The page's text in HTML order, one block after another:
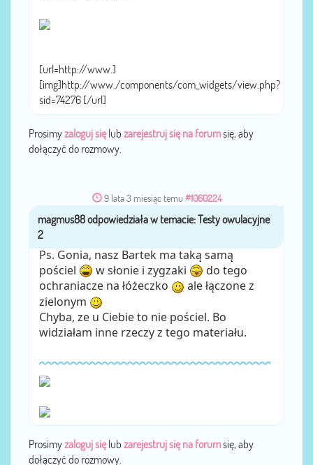
[url=http://www.]
[img]http://www./components/com_widgets/view.php?
sid=74276 [/url]
Prosimyzaloguj sięlub zarejestruj się na forumsię, aby
dołączyć do rozmowy.
9 lata 3 miesiąc temu #1060224
przezmagmus88
Ps. Gonia, nasz Bartek ma taką samą
pościel
w słonie i zygzaki
do tego
ochraniacze na łóżeczko
ale łączone z
zielonym
Chyba, ze u Ciebie to nie pościel. Bo
widziałam inne rzeczy z tego materiału.
Prosimyzaloguj sięlub zarejestruj się na forumsię, aby
dołączyć do rozmowy.